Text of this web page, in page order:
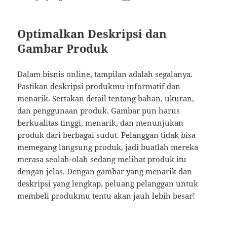
Optimalkan Deskripsi dan
Gambar Produk
Dalam bisnis online, tampilan adalah segalanya.
Pastikan deskripsi produkmu informatif dan
menarik. Sertakan detail tentang bahan, ukuran,
dan penggunaan produk. Gambar pun harus
berkualitas tinggi, menarik, dan menunjukan
produk dari berbagai sudut. Pelanggan tidak bisa
memegang langsung produk, jadi buatlah mereka
merasa seolah-olah sedang melihat produk itu
dengan jelas. Dengan gambar yang menarik dan
deskripsi yang lengkap, peluang pelanggan untuk
membeli produkmu tentu akan jauh lebih besar!